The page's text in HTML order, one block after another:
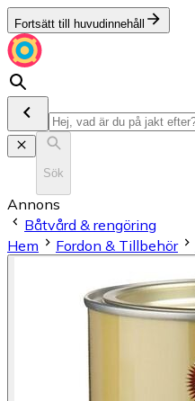
Fortsätt till huvudinnehåll
Sök
Annons
Båtvård & rengöring
Hem
Fordon & Tillbehör